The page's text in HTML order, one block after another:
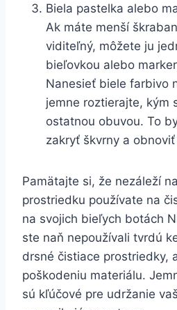
Biela pastelka alebo‌
Ak‍ máte menší
viditeľný,⁤ môžete ju
bieľovkou alebo
Nanesieť biele farbivo
jemne roztierajte, kým
ostatnou obuvou.⁢ To
zakryť škvrny‍ a
Pamätajte si, ⁢že nezáleží
prostriedku‍ používate na
na svojich bieľych botách
ste naň⁣ nepoužívali tvrdú
drsné čistiace prostriedky,
poškodeniu materiálu.
sú ‍kľúčové pre udržanie